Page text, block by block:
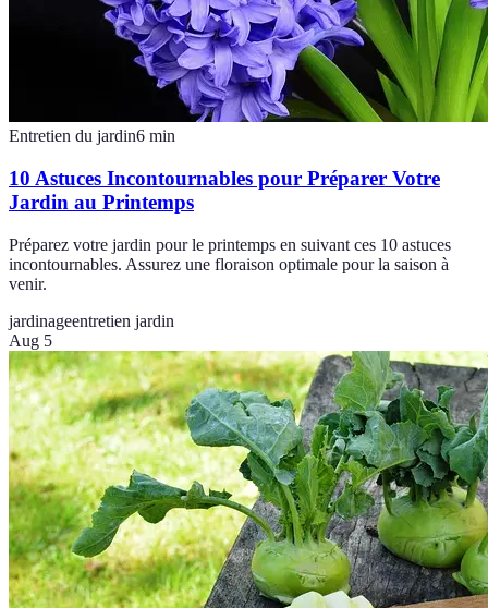
Entretien du jardin6 min
10 Astuces Incontournables pour Préparer Votre
Jardin au Printemps
Préparez votre jardin pour le printemps en suivant ces 10 astuces
incontournables. Assurez une floraison optimale pour la saison à
venir.
jardinageentretien jardin
Aug 5